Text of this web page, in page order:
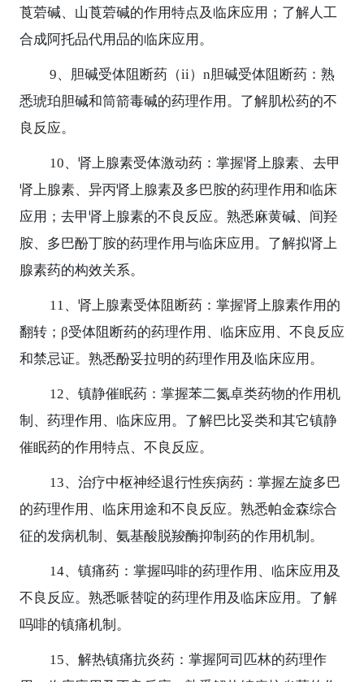
莨菪碱、山莨菪碱的作用特点及临床应用；了解人工
合成阿托品代用品的临床应用。
9、胆碱受体阻断药（ii） n胆碱受体阻断药：熟
悉琥珀胆碱和筒箭毒碱的药理作用。了解肌松药的不
良反应。
10、肾上腺素受体激动药：掌握肾上腺素、去甲
肾上腺素、异丙肾上腺素及多巴胺的药理作用和临床
应用；去甲肾上腺素的不良反应。熟悉麻黄碱、间羟
胺、多巴酚丁胺的药理作用与临床应用。了解拟肾上
腺素药的构效关系。
11、肾上腺素受体阻断药：掌握肾上腺素作用的
翻转； β受体阻断药的药理作用、临床应用、不良反应
和禁忌证。熟悉酚妥拉明的药理作用及临床应用。
12、镇静催眠药：掌握苯二氮卓类药物的作用机
制、药理作用、临床应用。了解巴比妥类和其它镇静
催眠药的作用特点、不良反应。
13、治疗中枢神经退行性疾病药：掌握左旋多巴
的药理作用、临床用途和不良反应。熟悉帕金森综合
征的发病机制、氨基酸脱羧酶抑制药的作用机制。
14、镇痛药：掌握吗啡的药理作用、临床应用及
不良反应。熟悉哌替啶的药理作用及临床应用。了解
吗啡的镇痛机制。
15、解热镇痛抗炎药：掌握阿司匹林的药理作